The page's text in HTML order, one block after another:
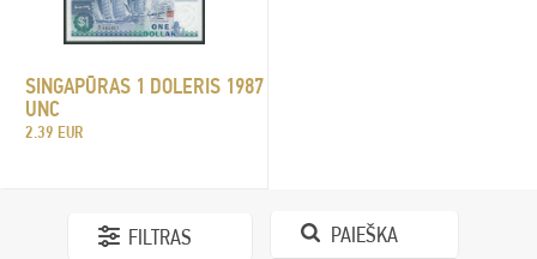
SINGAPŪRAS 1 DOLERIS 1987
UNC
2.39 EUR
FILTRAS PAIEŠKA